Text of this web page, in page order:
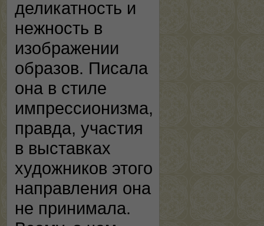
деликатность и
нежность в
изображении
образов. Писала
она в стиле
импрессионизма,
правда, участия
в выставках
художников этого
направления она
не принимала.